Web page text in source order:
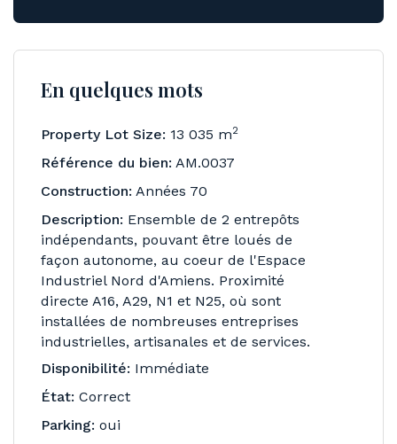
En quelques mots
Property Lot Size: 13 035 m2
Référence du bien: AM.0037
Construction: Années 70
Description: Ensemble de 2 entrepôts
indépendants, pouvant être loués de
façon autonome, au coeur de l'Espace
Industriel Nord d'Amiens. Proximité
directe A16, A29, N1 et N25, où sont
installées de nombreuses entreprises
industrielles, artisanales et de services.
Disponibilité: Immédiate
État: Correct
Parking: oui